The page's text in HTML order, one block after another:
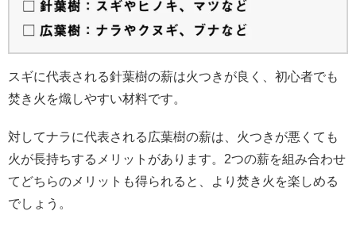
スギに代表される針葉樹の薪は火つきが良く、初心者でも
焚き火を熾しやすい材料です。
対してナラに代表される広葉樹の薪は、火つきが悪くても
火が長持ちするメリットがあります。2つの薪を組み合わせ
てどちらのメリットも得られると、より焚き火を楽しめる
でしょう。